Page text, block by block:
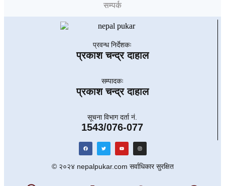
सम्पर्क
प्रवन्ध निर्देशकः
प्रकाश चन्द्र दाहाल
सम्पादकः
प्रकाश चन्द्र दाहाल
सूचना विभाग दर्ता नं.
1543/076-077
© २०२४ nepalpukar.com सर्वाधिकार सुरक्षित